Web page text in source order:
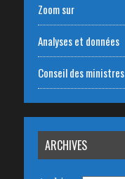
Zoom sur
Analyses et données
Conseil des ministres
ARCHIVES